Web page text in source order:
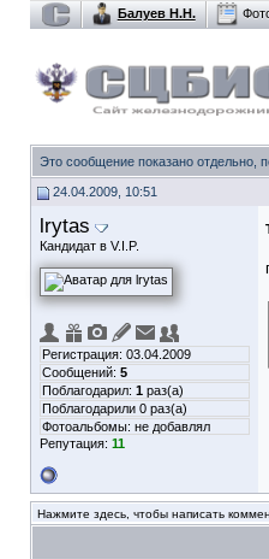
Балуев Н.Н.
Это сообщение показано отдельно,
24.04.2009, 10:51
lrytas
Кандидат в V.I.P.
Регистрация: 03.04.2009
Сообщений: 5
Поблагодарил: 1 раз(а)
Поблагодарили 0 раз(а)
Фотоальбомы: не добавлял
Репутация: 11
Нажмите здесь, чтобы написать